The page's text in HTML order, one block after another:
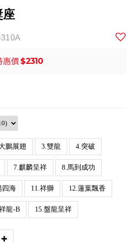
座
惠價$2310
鵬展翅 3.雙龍 4.突破
7.麒麟呈祥 8.馬到成功
四海 11.祥獅 12.蓮葉飄香
龍-B 15.盤龍呈祥